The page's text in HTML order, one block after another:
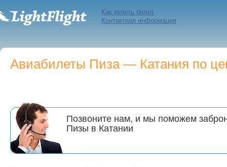
Как купить билет
Контактная информация
Авиабилеты Пиза — Катания по
Позвоните нам, и мы поможем
Пизы в Катании